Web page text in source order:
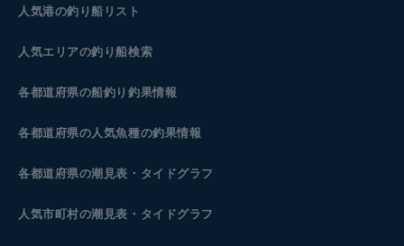
人気港の釣り船リスト
人気エリアの釣り船検索
各都道府県の船釣り釣果情報
各都道府県の人気魚種の釣果情報
各都道府県の潮見表 ・タイドグラフ
人気市町村の潮見表・タイドグラフ